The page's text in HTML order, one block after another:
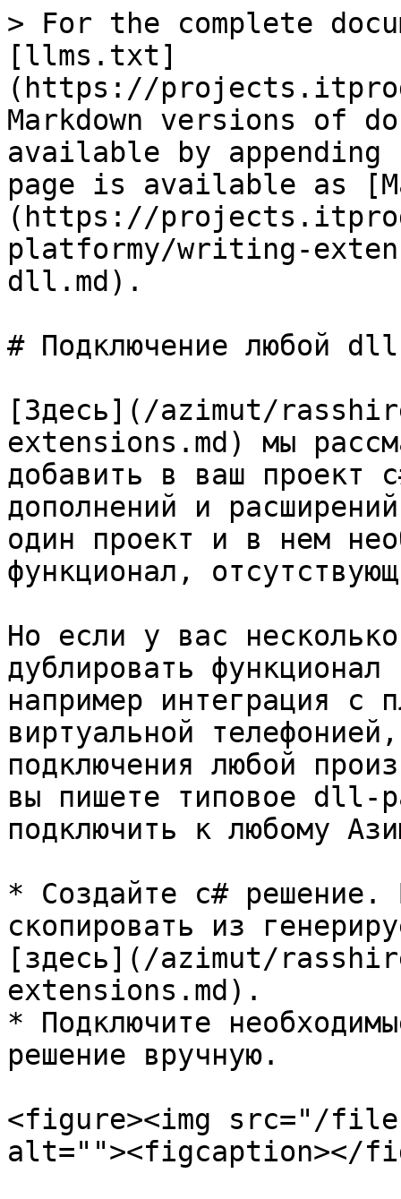
> For the complete
[llms.txt]
(https://
Markdown versions of
available by
page is available as
(https://
platformy/writing-
dll.md).
# Подключение любой dll
[Здесь](/azimut/
extensions.md) мы
добавить в ваш проект
дополнений и
один проект и в нем
функционал,
Но если у вас
дублировать
например интеграция с
виртуальной
подключения любой
вы пишете типовое dll-
подключить к любому
* Создайте c# решение.
скопировать из
[здесь](/azimut/
extensions.md).
* Подключите
решение вручную.
<figure><img src="/
alt=""><figcaption></